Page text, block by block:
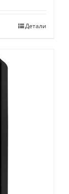
Детали